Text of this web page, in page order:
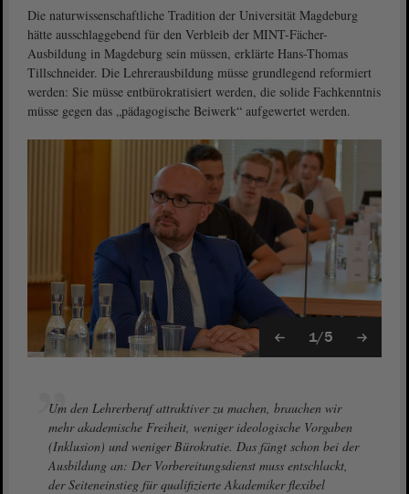
Die naturwissenschaftliche Tradition der Universität Magdeburg
hätte ausschlaggebend für den Verbleib der MINT-Fächer-
Ausbildung in Magdeburg sein müssen, erklärte Hans-Thomas
Tillschneider. Die Lehrerausbildung müsse grundlegend reformiert
werden: Sie müsse entbürokratisiert werden, die solide Fachkenntnis
müsse gegen das „pädagogische Beiwerk“ aufgewertet werden.
1/5
Um den Lehrerberuf attraktiver zu machen, brauchen wir
mehr akademische Freiheit, weniger ideologische Vorgaben
(Inklusion) und weniger Bürokratie. Das fängt schon bei der
Ausbildung an: Der Vorbereitungsdienst muss entschlackt,
der Seiteneinstieg für qualifizierte Akademiker flexibel